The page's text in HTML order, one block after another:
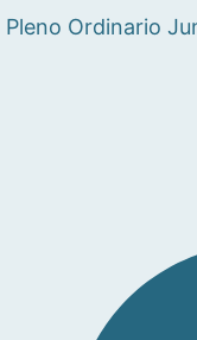
Pleno Ordinario